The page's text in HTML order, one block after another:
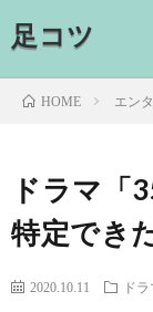
足コツ
HOME エン
ドラマ「
特定でき
2020.10.11 ドラ